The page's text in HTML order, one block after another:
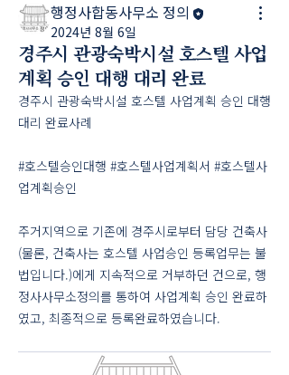
행정사합동사무소 정의
2024년 8월 6일
경주시 관광숙박시설 호스텔 사업
계획 승인 대행 대리 완료
경주시 관광숙박시설 호스텔 사업계획 승인 대행
대리 완료사례
#호스텔승인대행 #호스텔사업계획서 #호스텔사
업계획승인
주거지역으로 기존에 경주시로부터 담당 건축사
(물론, 건축사는 호스텔 사업승인 등록업무는 불
법입니다.)에게 지속적으로 거부하던 건으로, 행
정사사무소정의를 통하여 사업계획 승인 완료하
였고, 최종적으로 등록완료하였습니다.